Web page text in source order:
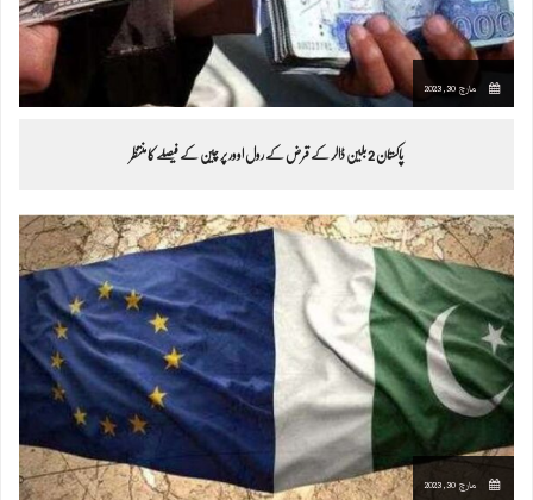
مارچ 30, 2023
پاکستان 2 بلین ڈالر کے قرض کے رول اوور پر چین کے فیصلے کا منتظر
مارچ 30, 2023